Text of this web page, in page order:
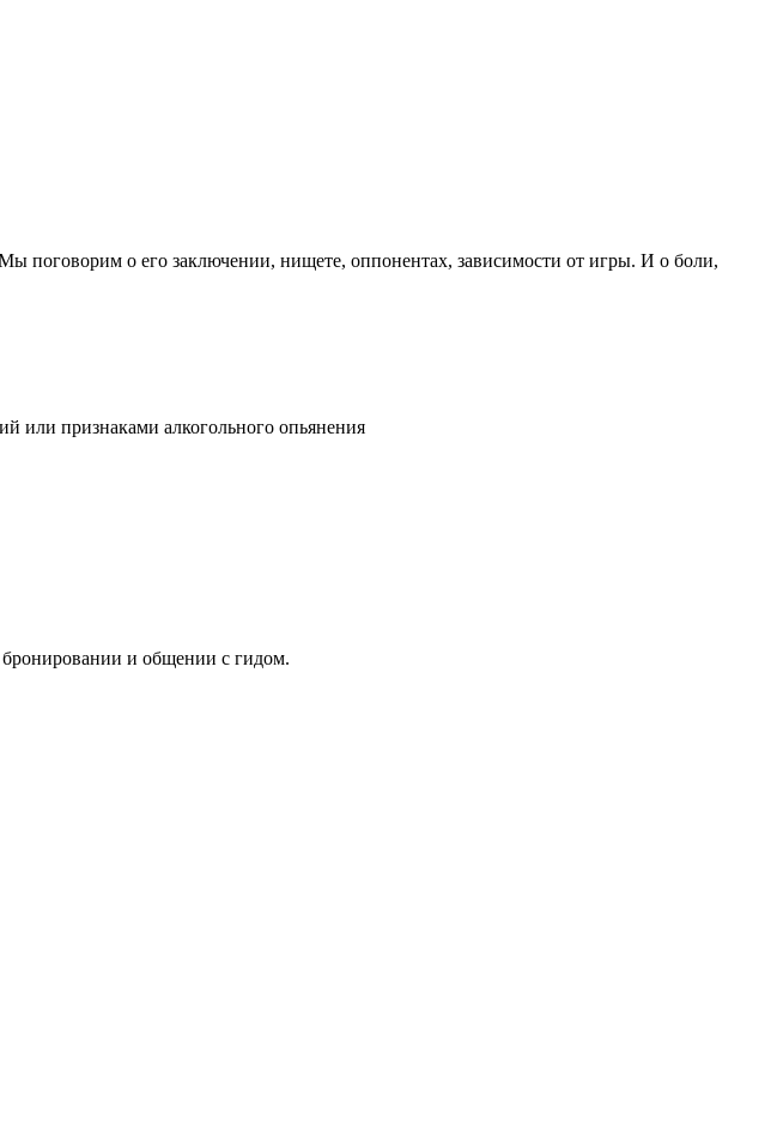
поговорим о его заключении, нищете, оппонентах, зависимости от игры. И о боли,
или признаками алкогольного опьянения
и общении с гидом.